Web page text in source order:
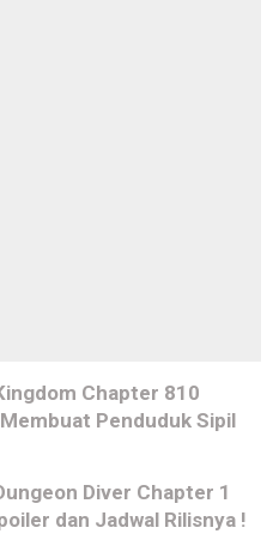
Chapter 810
Penduduk Sipil
Diver Chapter 1
dan Jadwal Rilisnya !